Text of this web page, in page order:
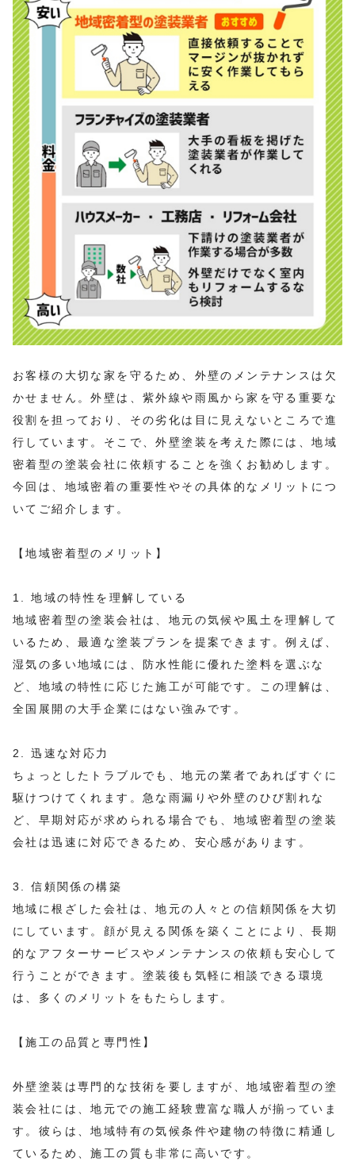
お客様の大切な家を守るため、外壁のメンテナンスは欠
かせません。外壁は、紫外線や雨風から家を守る重要な
役割を担っており、その劣化は目に見えないところで進
行しています。そこで、外壁塗装を考えた際には、地域
密着型の塗装会社に依頼することを強くお勧めします。
今回は、地域密着の重要性やその具体的なメリットにつ
いてご紹介します。
【地域密着型のメリット】
1. 地域の特性を理解している
地域密着型の塗装会社は、地元の気候や風土を理解して
いるため、最適な塗装プランを提案できます。例えば、
湿気の多い地域には、防水性能に優れた塗料を選ぶな
ど、地域の特性に応じた施工が可能です。この理解は、
全国展開の大手企業にはない強みです。
2. 迅速な対応力
ちょっとしたトラブルでも、地元の業者であればすぐに
駆けつけてくれます。急な雨漏りや外壁のひび割れな
ど、早期対応が求められる場合でも、地域密着型の塗装
会社は迅速に対応できるため、安心感があります。
3. 信頼関係の構築
地域に根ざした会社は、地元の人々との信頼関係を大切
にしています。顔が見える関係を築くことにより、長期
的なアフターサービスやメンテナンスの依頼も安心して
行うことができます。塗装後も気軽に相談できる環境
は、多くのメリットをもたらします。
【施工の品質と専門性】
外壁塗装は専門的な技術を要しますが、地域密着型の塗
装会社には、地元での施工経験豊富な職人が揃っていま
す。彼らは、地域特有の気候条件や建物の特徴に精通し
ているため、施工の質も非常に高いです。